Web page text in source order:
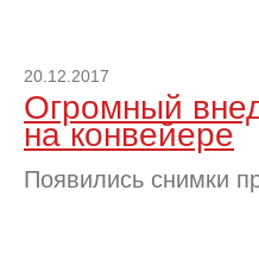
20.12.2017
Огромный
на конвейере
Появились снимки